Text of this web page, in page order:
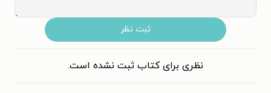
ثبت نظر
نظری برای کتاب ثبت نشده است.